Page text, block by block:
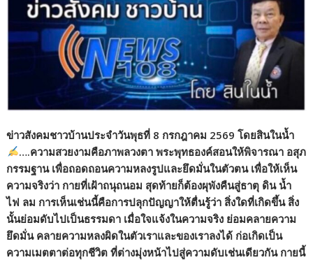
ข่าวสังคมชาวบ้านประจำวันพุธที่ 8 กรกฎาคม 2569 โดยสินในน้ำ
….ความสวยงามคือภาพลวงตา พระพุทธองค์สอนให้พิจารณา อสุภ
กรรมฐาน เพื่อถอดถอนความหลงรูปและยึดมั่นในตัวตน เพื่อให้เห็น
ความจริงว่า กายที่เฝ้าถนุถนอม สุดท้ายก็ต้องผุพังคืนสู่ธาตุ ดิน น้ำ
ไฟ ลม การเห็นเช่นนี้คือการปลุกปัญญาให้ตื่นรู้ว่า สิ่งใดที่เกิดขึ้น สิ่ง
นั้นย่อมดับไปเป็นธรรมดา เมื่อใจแจ้งในความจริง ย่อมคลายความ
ยึดมั่น คลายความหลงผิดในตัวเราและของเราลงได้ ก่อเกิดเป็น
ความเมตตาต่อทุกชีวิต ที่ต่างมุ่งหน้าไปสู่ความดับเช่นเดียวกัน กายนี้